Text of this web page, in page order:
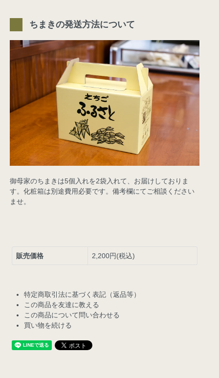
ちまきの発送方法について
御母家のちまきは5個入れを2袋入れて、お届けしておりま
す。化粧箱は別途費用必要です。備考欄にてご相談ください
ませ。
販売価格 2,200円(税込)
特定商取引法に基づく表記（返品等）
この商品を友達に教える
この商品について問い合わせる
買い物を続ける